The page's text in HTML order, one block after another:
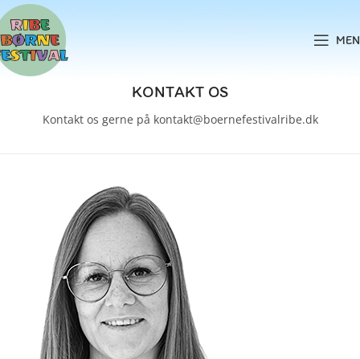
KONTAKT OS
Kontakt os gerne på kontakt@boernefestivalribe.dk